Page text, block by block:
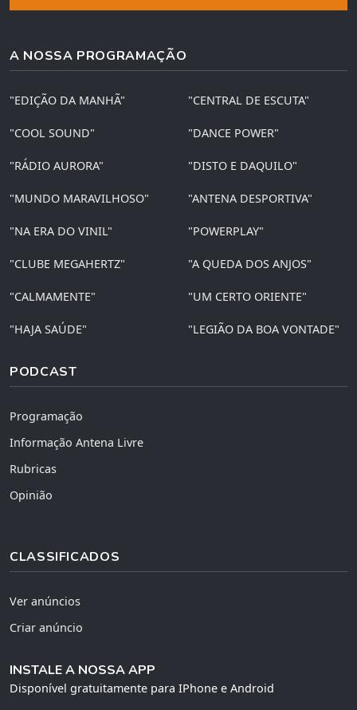
A NOSSA PROGRAMAÇÃO
"EDIÇÃO DA MANHÃ" "CENTRAL DE ESCUTA"
"COOL SOUND" "DANCE POWER"
"RÁDIO AURORA" "DISTO E DAQUILO"
"MUNDO MARAVILHOSO" "ANTENA DESPORTIVA"
"NA ERA DO VINIL" "POWERPLAY"
"CLUBE MEGAHERTZ" "A QUEDA DOS ANJOS"
"CALMAMENTE" "UM CERTO ORIENTE"
"HAJA SAÚDE" "LEGIÃO DA BOA VONTADE"
PODCAST
Programação
Informação Antena Livre
Rubricas
Opinião
CLASSIFICADOS
Ver anúncios
Criar anúncio
INSTALE A NOSSA APP
Disponível gratuitamente para IPhone e Android